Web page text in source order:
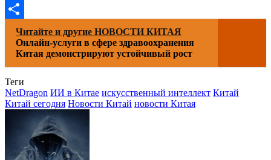
LiveJournal
Отправить
Читайте и другие НОВОСТИ КИТАЯ
Онлайн-услуги в сфере здравоохранения
Китая демонстрируют устойчивый рост
Теги
NetDragon ИИ в Китае искусственный интеллект Китай
Китай сегодня Новости Китай новости Китая